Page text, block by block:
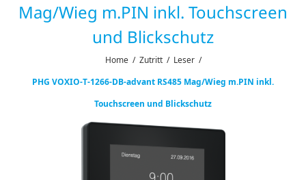
Mag/Wieg m.PIN inkl. Touchscreen
und Blickschutz
Home / Zutritt / Leser /
PHG VOXIO-T-1266-DB-advant RS485 Mag/Wieg m.PIN inkl.
Touchscreen und Blickschutz